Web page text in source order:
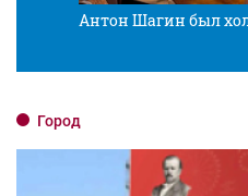
Антон Шагин был
Город